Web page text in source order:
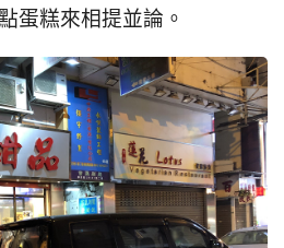
蛋糕來相提並論。